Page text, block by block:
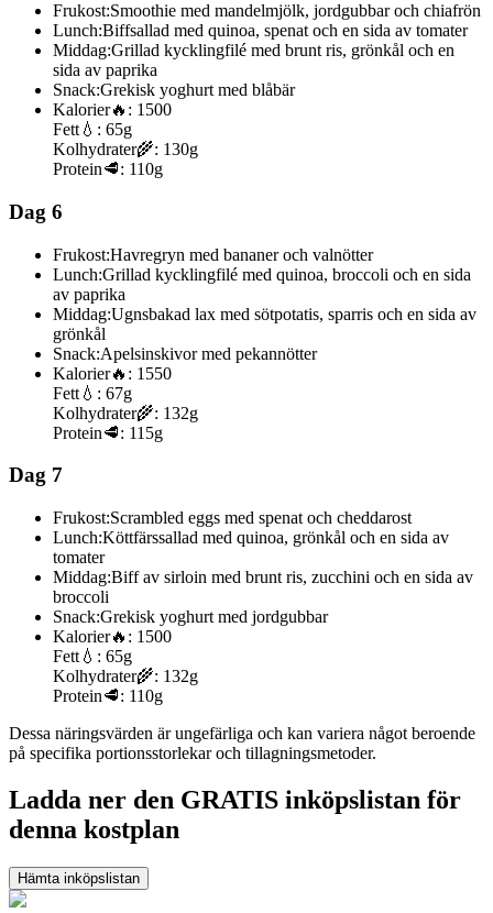
Frukost:Smoothie med mandelmjölk, jordgubbar och chiafrön
Lunch:Biffsallad med quinoa, spenat och en sida av tomater
Middag:Grillad kycklingfilé med brunt ris, grönkål och en
sida av paprika
Snack:Grekisk yoghurt med blåbär
Kalorier🔥: 1500
Fett 💧: 65g
Kolhydrater🌾: 130g
Protein🥩: 110g
Dag 6
Frukost:Havregryn med bananer och valnötter
Lunch:Grillad kycklingfilé med quinoa, broccoli och en sida
av paprika
Middag:Ugnsbakad lax med sötpotatis, sparris och en sida av
grönkål
Snack:Apelsinskivor med pekannötter
Kalorier🔥: 1550
Fett 💧: 67g
Kolhydrater🌾: 132g
Protein🥩: 115g
Dag 7
Frukost:Scrambled eggs med spenat och cheddarost
Lunch:Köttfärssallad med quinoa, grönkål och en sida av
tomater
Middag:Biff av sirloin med brunt ris, zucchini och en sida av
broccoli
Snack:Grekisk yoghurt med jordgubbar
Kalorier🔥: 1500
Fett 💧: 65g
Kolhydrater🌾: 132g
Protein🥩: 110g
Dessa näringsvärden är ungefärliga och kan variera något beroende
på specifika portionsstorlekar och tillagningsmetoder.
Ladda ner den GRATIS inköpslistan för
denna kostplan
Hämta inköpslistan